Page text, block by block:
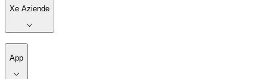
Xe Aziende
App